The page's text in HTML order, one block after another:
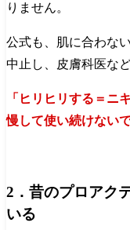
りません。
公式も、肌に合わな
中止し、皮膚科医な
「ヒリヒリする＝ニ
慢して使い続けない
2．昔のプロアク
いる